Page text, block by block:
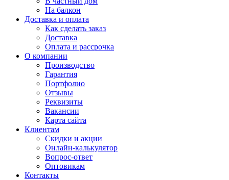
На балкон
Доставка и оплата
Как сделать заказ
Доставка
Оплата и рассрочка
О компании
Производство
Гарантия
Портфолио
Отзывы
Реквизиты
Вакансии
Карта сайта
Клиентам
Скидки и акции
Онлайн-калькулятор
Вопрос-ответ
Оптовикам
Контакты